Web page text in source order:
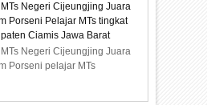
MTs Negeri Cijeungjing Juara
Porseni Pelajar MTs tingkat
Ciamis Jawa Barat
MTs Negeri Cijeungjing Juara
Porseni pelajar MTs